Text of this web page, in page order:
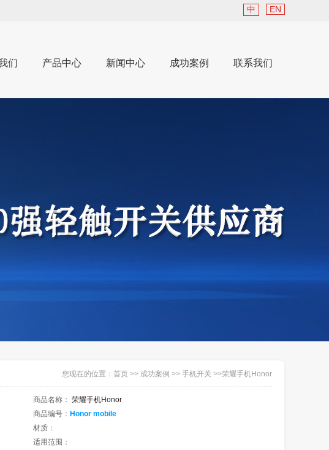
中 EN
们 产品中心 新闻中心 成功案例 联系我们
您现在的位置： 首页 >> 成功案例 >> 手机开关 >>荣耀手机Honor
商品名称： 荣耀手机Honor
商品编号： Honor mobile
材质：
适用范围：